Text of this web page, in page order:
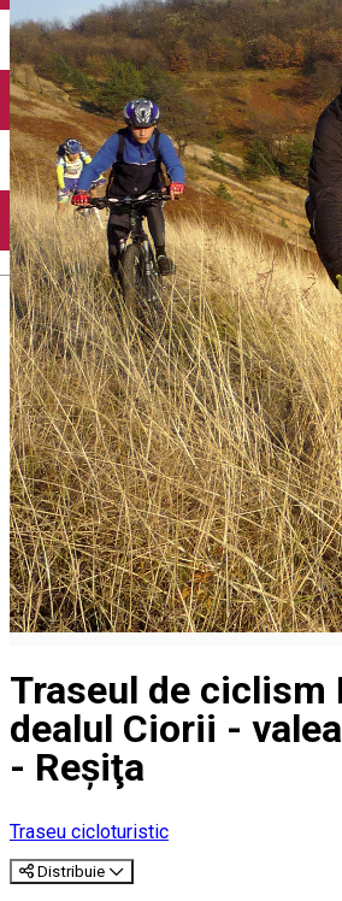
English
Traseul de ciclism
dealul Ciorii -
- Reşiţa
Traseu cicloturistic
Distribuie